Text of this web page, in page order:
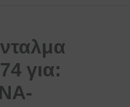
για: